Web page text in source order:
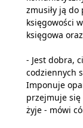
zmusiły ją do
księgowości
księgowa
- Jest dobra,
codziennych
Imponuje
przejmuje się
żyje - mówi